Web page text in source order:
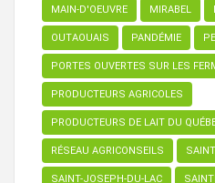
MAIN-D'OEUVRE MIRABEL
OUTAOUAIS PANDÉMIE
PORTES OUVERTES SUR LES
PRODUCTEURS AGRICOLES
PRODUCTEURS DE LAIT DU
RÉSEAU AGRICONSEILS
SAINT-JOSEPH-DU-LAC